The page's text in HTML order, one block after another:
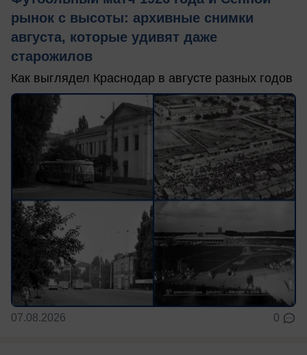
рынок с высоты: архивные снимки
августа, которые удивят даже
старожилов
Как выглядел Краснодар в августе разных годов
07.08.2026 0